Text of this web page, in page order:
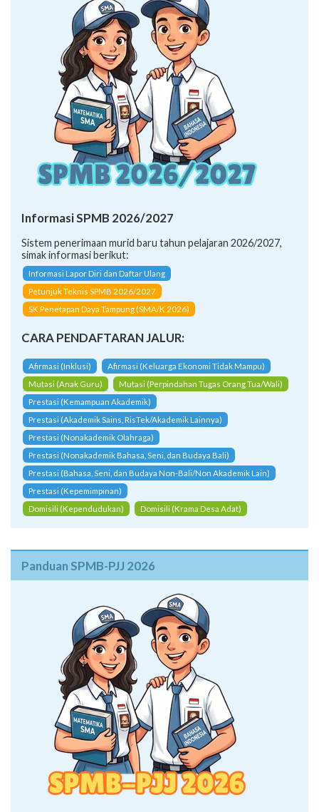
Informasi SPMB 2026/2027
Sistem penerimaan murid baru tahun pelajaran 2026/2027,
simak informasi berikut:
Informasi Lapor Diri dan Daftar Ulang
Petunjuk Teknis SPMB 2026/2027
SK Penetapan Daya Tampung (SMA/K 2026)
CARA PENDAFTARAN JALUR:
Afirmasi (Inklusi)
Afirmasi (Keluarga Ekonomi Tidak Mampu)
Mutasi (Anak Guru)
Mutasi (Perpindahan Tugas Orang Tua/Wali)
Prestasi (Kemampuan Akademik)
Prestasi (Akademik Sains, RisTek/Akademik Lainnya)
Prestasi (Nonakademik Olahraga)
Prestasi (Nonakademik Bahasa, Seni, dan Budaya Bali)
Prestasi (Bahasa, Seni, dan Budaya Non-Bali/Non Akademik Lain)
Prestasi (Kepemimpinan)
Domisili (Kependudukan)
Domisili (Krama Desa Adat)
Panduan SPMB-PJJ 2026